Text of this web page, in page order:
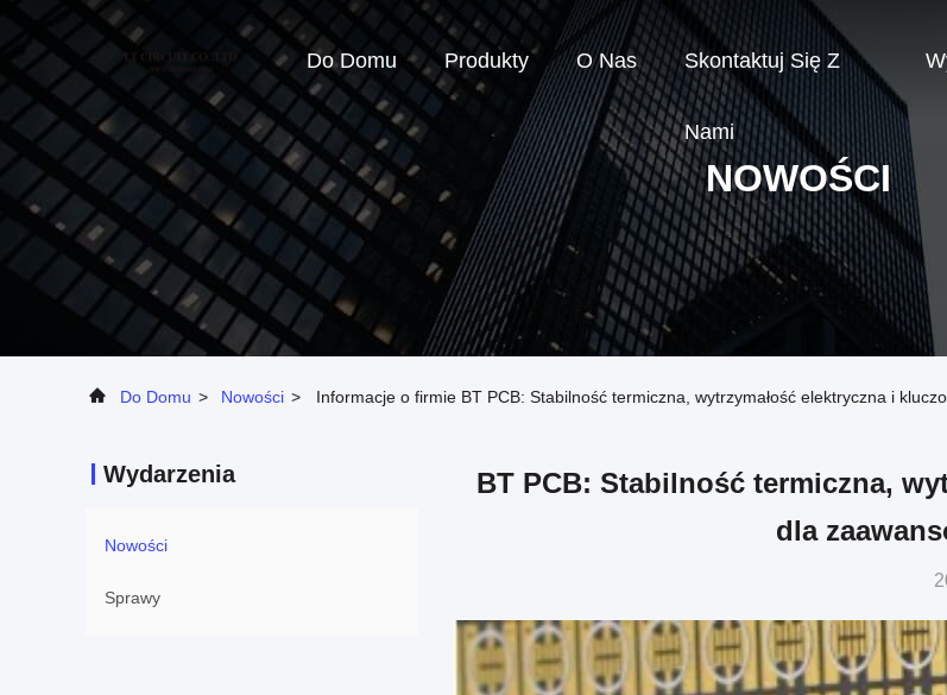
Do Domu Produkty O Nas Skontaktuj Się Z
Nami
NOWOŚCI
Do Domu > Nowości > Informacje o firmie BT PCB: Stabilność termiczna, wytrzymałość elektryczna i
Wydarzenia
Nowości
Sprawy
BT PCB: Stabilność termiczna,
dla